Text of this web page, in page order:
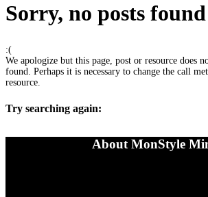
Sorry, no posts found
:(
We apologize but this page, post or resource does
found. Perhaps it is necessary to change the call
resource.
Try searching again:
About MonStyle